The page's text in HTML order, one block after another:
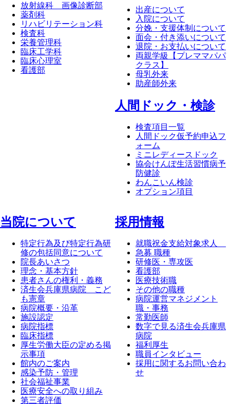
放射線科 画像診断部
薬剤科
リハビリテーション科
検査科
栄養管理科
臨床工学科
臨床心理室
看護部
出産について
入院について
分娩・支援体制について
面会・付き添いについて
退院・お支払いについて
両親学級【プレママパパ
クラス】
母乳外来
助産師外来
⼈間ドック・検診
検査項目一覧
人間ドック仮予約申込フ
ォーム
ミニレディースドック
協会けんぽ生活習慣病予
防健診
わんこいん検診
オプション項目
当院について
特定行為及び特定行為研
修の包括同意について
院長あいさつ
理念・基本方針
患者さんの権利・義務
済生会兵庫県病院 こど
も憲章
病院概要・沿革
施設認定
病院指標
臨床指標
厚生労働大臣の定める掲
示事項
館内のご案内
感染予防・管理
社会福祉事業
医療安全への取り組み
第三者評価
採⽤情報
就職祝金支給対象求人
急募 職種
研修医・専攻医
看護部
医療技術職
その他の職種
病院運営マネジメント
職・事務
常勤医師
数字で見る済生会兵庫県
病院
福利厚生
職員インタビュー
採用に関するお問い合わ
せ